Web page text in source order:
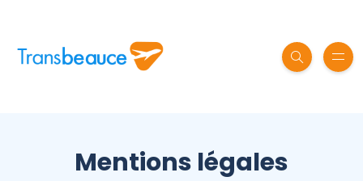
Mentions légales